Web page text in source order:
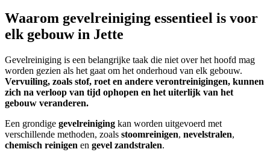
Waarom gevelreiniging essentieel is voor
elk gebouw in Jette
Gevelreiniging is een belangrijke taak die niet over het hoofd mag
worden gezien als het gaat om het onderhoud van elk gebouw.
Vervuiling, zoals stof, roet en andere verontreinigingen, kunnen
zich na verloop van tijd ophopen en het uiterlijk van het
gebouw veranderen.
Een grondige gevelreiniging kan worden uitgevoerd met
verschillende methoden, zoals stoomreinigen, nevelstralen,
chemisch reinigen en gevel zandstralen.